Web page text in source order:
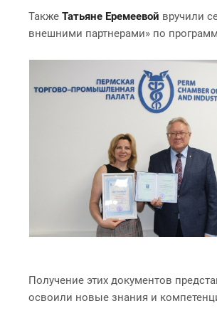
Также Татьяне Еремеевой вручили
внешними партнерами» по
Получение этих документов
освоили новые знания и